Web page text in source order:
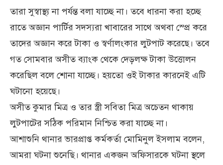
তারা সুস্বাস্থ্য না পর্যন্ত বলা যাচ্ছে না। তবে ধারনা করা হচ্ছে
রাতে অজ্ঞান পার্টির সদস্যরা খাবারের সাথে অথবা স্প্রে করে
তাদের অজ্ঞান করে টাকা ও স্বর্ণালংকার লুটপাট করেছে। তবে
গত সোমবার অসীত ব্যাংক থেকে দেড়লক্ষ টাকা উত্তোলন
করেছিল বলে শোনা যাচ্ছে। হয়তো ওই টাকার কারনেই এটি
ঘটানো হয়েছে।
অসীত কুমার মিত্র ও তার স্ত্রী সবিতা মিত্র অচেতন থাকায়
লুটপাটের সঠিক পরিমান নিশ্চিত করা যাচ্ছে না।
আশাশুনি থানার ভারপ্রাপ্ত কর্মকর্তা মোমিনুল ইসলাম বলেন,
আমরা ঘটনা শুনেছি। থানার একজন অফিসারকে ঘটনা স্থলে